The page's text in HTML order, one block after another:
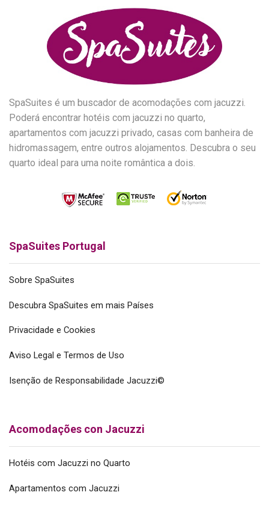
SpaSuites é um buscador de acomodações com jacuzzi.
Poderá encontrar hotéis com jacuzzi no quarto,
apartamentos com jacuzzi privado, casas com banheira de
hidromassagem, entre outros alojamentos. Descubra o seu
quarto ideal para uma noite romântica a dois.
SpaSuites Portugal
Sobre SpaSuites
Descubra SpaSuites em mais Países
Privacidade e Cookies
Aviso Legal e Termos de Uso
Isenção de Responsabilidade Jacuzzi©
Acomodações con Jacuzzi
Hotéis com Jacuzzi no Quarto
Apartamentos com Jacuzzi